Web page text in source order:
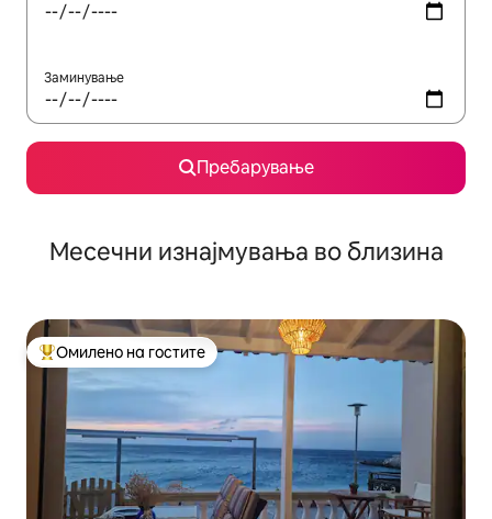
Заминување
Пребарување
Месечни изнајмувања во близина
Меѓу најуспешните „Омилени на гостите“
Омилено на гостите